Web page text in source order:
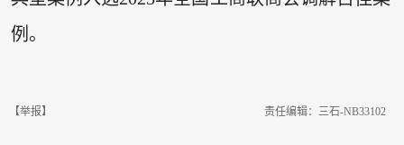
例。
【举报】 责任编辑：三石-NB33102